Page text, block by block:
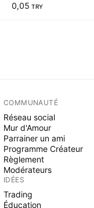
0,05 TRY
COMMUNAUTÉ
Réseau social
Mur d'Amour
Parrainer un ami
Programme Créateur
Règlement
Modérateurs
IDÉES
Trading
Éducation